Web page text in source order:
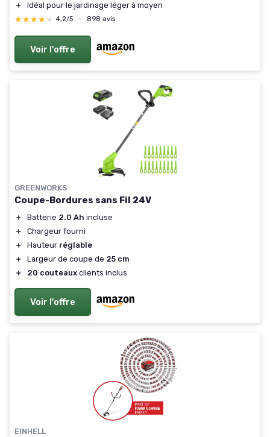
＋ Idéal pour le jardinage léger à moyen
★★★★★
★★★★★ 4,2/5 — 898 avis
Voir l'offre
GREENWORKS
Coupe-Bordures sans Fil 24V
＋ Batterie 2.0 Ah incluse
＋
Chargeur fourni
＋
Hauteur réglable
＋
Largeur de coupe de 25 cm
＋
20 couteaux clients inclus
Voir l'offre
EINHELL